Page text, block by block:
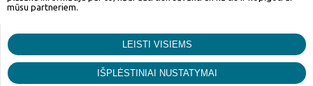
mūsu partneriem.
Mārketings
Šīs sīkdatnes tīmekļa vietnē var izvietot mūsu reklāmas partneri. Šie
uzņēmumi var izmantot šos datus, lai izveidotu jūsu interešu profilu
un rādītu atbilstošu reklāmu citās vietnēs. Viņi neglabā personisko
Funkcionālās
LEISTI VISIEMS
GAN BEI CITY
© Gan bei city. All rights reserved.
Empowered byECOM 2.0